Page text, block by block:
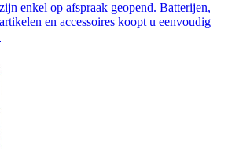
enkel op afspraak geopend. Batterijen,
en accessoires koopt u eenvoudig